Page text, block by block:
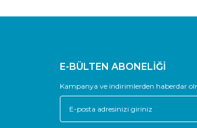
E-BÜLTEN ABONELİĞİ
Kampanya ve indirimlerden haberdar